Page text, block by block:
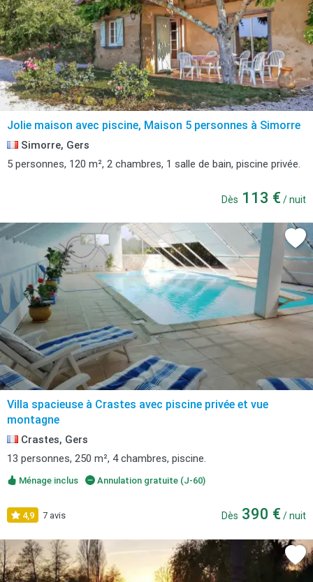
Jolie maison avec piscine, Maison 5 personnes à Simorre
Simorre, Gers
5 personnes, 120 m², 2 chambres, 1 salle de bain, piscine privée.
Dès 113 € / nuit
Villa spacieuse à Crastes avec piscine privée et vue
montagne
Crastes, Gers
13 personnes, 250 m², 4 chambres, piscine.
Ménage inclus Annulation gratuite (J-60)
4,9 7 avis Dès 390 € / nuit